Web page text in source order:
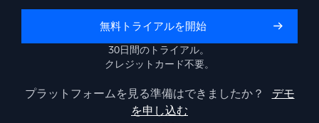
インテリジェントセキュリティ運用
脅威を迅速に発見し、より賢く対応
セキュリティ用ログ
強力なログ可視化でクラウドセキュリティを解放
無料トライアルを開始
30日間のトライアル。
クレジットカード不要。
プラットフォームを見る準備はできましたか？
デモ
を申し込む